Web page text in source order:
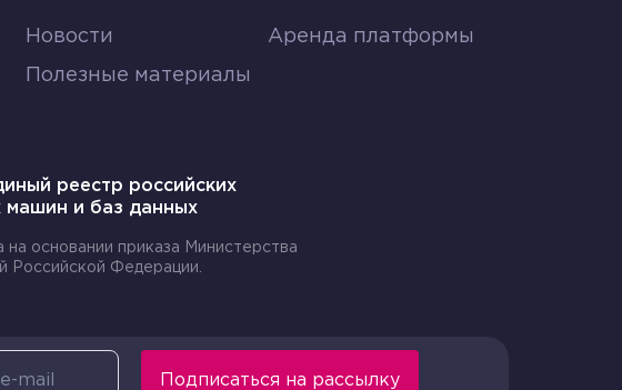
Новости Аренда платформы
Полезные материалы
реестр российских
машин и баз данных
основании приказа Министерства
Российской Федерации.
Подписаться на рассылку